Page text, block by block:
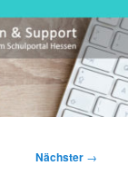
Nächster →